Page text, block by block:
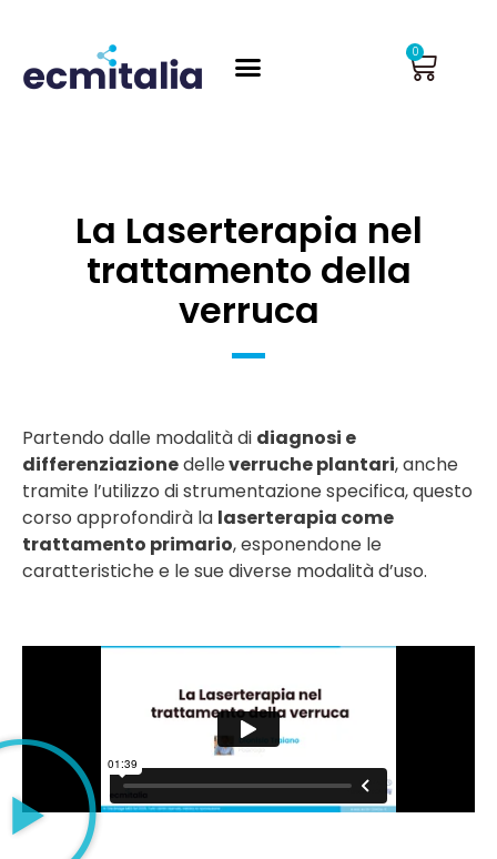
contenuto
0
La Laserterapia nel
trattamento della
verruca
Partendo dalle modalità di diagnosi e
differenziazionedelleverruche plantari, anche
tramite l’utilizzo di strumentazione specifica, questo
corso approfondirà la laserterapia come
trattamento primario, esponendone le
caratteristiche e le sue diverse modalità d’uso.